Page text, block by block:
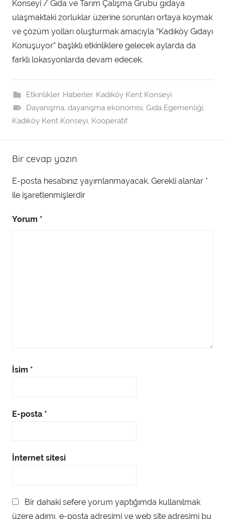
Konseyi / Gıda ve Tarım Çalışma Grubu gıdaya
ulaşmaktaki zorluklar üzerine sorunları ortaya koymak
ve çözüm yolları oluşturmak amacıyla “Kadıköy Gıdayı
Konuşuyor” başlıklı etkinliklere gelecek aylarda da
farklı lokasyonlarda devam edecek.
Etkinlikler, Haberler, Kadıköy Kent Konseyi
Dayanışma, dayanışma ekonomisi, Gıda Egemenliği,
Kadıköy Kent Konseyi, Kooperatif
Bir cevap yazın
E-posta hesabınız yayımlanmayacak. Gerekli alanlar *
ile işaretlenmişlerdir
Yorum *
İsim *
E-posta *
İnternet sitesi
Bir dahaki sefere yorum yaptığımda kullanılmak
üzere adımı, e-posta adresimi ve web site adresimi bu